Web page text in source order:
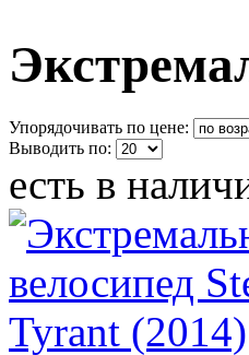
Упорядочивать по цене:
Выводить по:
есть в